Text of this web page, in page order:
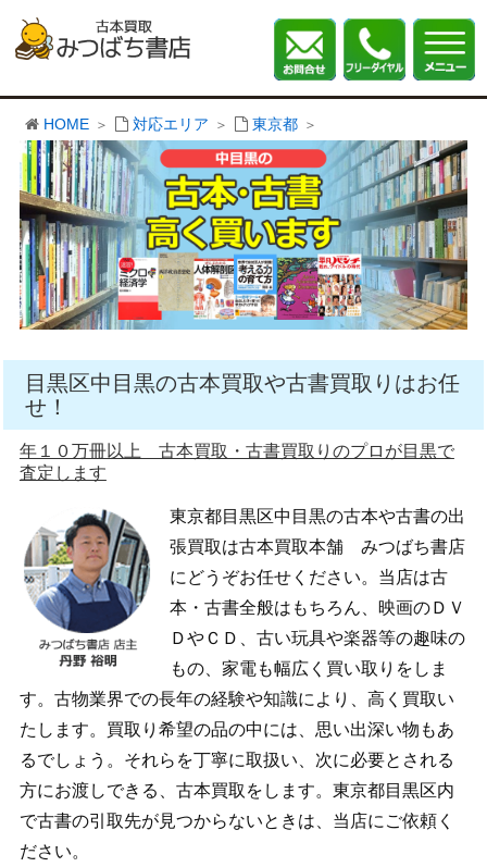
HOME 対応エリア 東京都
目黒区中目黒の古本買取や古書買取りはお任
せ！
年１０万冊以上 古本買取・古書買取りのプロが目黒で
査定します
東京都目黒区中目黒の古本や古書の出
張買取は古本買取本舗 みつばち書店
にどうぞお任せください。当店は古
本・古書全般はもちろん、映画のＤＶ
ＤやＣＤ、古い玩具や楽器等の趣味の
もの、家電も幅広く買い取りをしま
す。古物業界での長年の経験や知識により、高く買取い
たします。買取り希望の品の中には、思い出深い物もあ
るでしょう。それらを丁寧に取扱い、次に必要とされる
方にお渡しできる、古本買取をします。東京都目黒区内
で古書の引取先が見つからないときは、当店にご依頼く
ださい。